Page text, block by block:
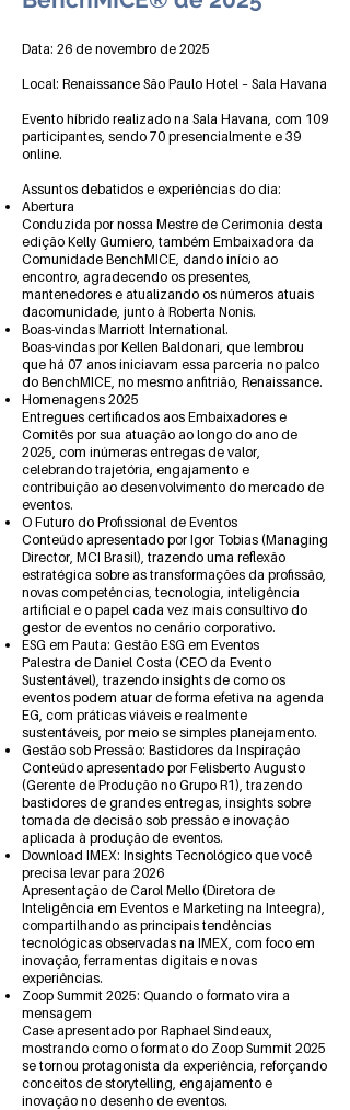
Data: 26 de novembro de 2025
Local: Renaissance São Paulo Hotel – Sala Havana
Evento híbrido realizado na Sala Havana, com 109
participantes, sendo 70 presencialmente e 39
online.
Assuntos debatidos e experiências do dia:
Abertura
Conduzida por nossa Mestre de Cerimonia desta
edição Kelly Gumiero, também Embaixadora da
Comunidade BenchMICE, dando início ao
encontro, agradecendo os presentes,
mantenedores e atualizando os números atuais
dacomunidade, junto à Roberta Nonis.
Boas-vindas Marriott International.
Boas-vindas por Kellen Baldonari, que lembrou
que há 07 anos iniciavam essa parceria no palco
do BenchMICE, no mesmo anfitrião, Renaissance.
Homenagens 2025
Entregues certificados aos Embaixadores e
Comitês por sua atuação ao longo do ano de
2025, com inúmeras entregas de valor,
celebrando trajetória, engajamento e
contribuição ao desenvolvimento do mercado de
eventos.
O Futuro do Profissional de Eventos
Conteúdo apresentado por Igor Tobias (Managing
Director, MCI Brasil), trazendo uma reflexão
estratégica sobre as transformações da profissão,
novas competências, tecnologia, inteligência
artificial e o papel cada vez mais consultivo do
gestor de eventos no cenário corporativo.
ESG em Pauta: Gestão ESG em Eventos
Palestra de Daniel Costa (CEO da Evento
Sustentável), trazendo insights de como os
eventos podem atuar de forma efetiva na agenda
EG, com práticas viáveis e realmente
sustentáveis, por meio se simples planejamento.
Gestão sob Pressão: Bastidores da Inspiração
Conteúdo apresentado por Felisberto Augusto
(Gerente de Produção no Grupo R1), trazendo
bastidores de grandes entregas, insights sobre
tomada de decisão sob pressão e inovação
aplicada à produção de eventos.
Download IMEX: Insights Tecnológico que você
precisa levar para 2026
Apresentação de Carol Mello (Diretora de
Inteligência em Eventos e Marketing na Inteegra),
compartilhando as principais tendências
tecnológicas observadas na IMEX, com foco em
inovação, ferramentas digitais e novas
experiências.
Zoop Summit 2025: Quando o formato vira a
mensagem
Case apresentado por Raphael Sindeaux,
mostrando como o formato do Zoop Summit 2025
se tornou protagonista da experiência, reforçando
conceitos de storytelling, engajamento e
inovação no desenho de eventos.